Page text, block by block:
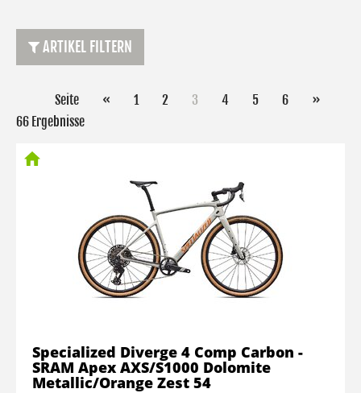
ARTIKEL FILTERN
Seite « 1 2 3 4 5 6
»
66 Ergebnisse
Specialized Diverge 4 Comp Carbon -
SRAM Apex AXS/S1000 Dolomite
Metallic/Orange Zest 54